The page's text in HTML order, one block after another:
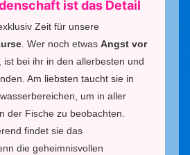
ist das Detail
Zeit für unsere
. Wer noch etwas Angst vor
ist bei ihr in den allerbesten und
Am liebsten taucht sie in
um in aller
der Fische zu beobachten.
findet sie das
die geheimnisvollen